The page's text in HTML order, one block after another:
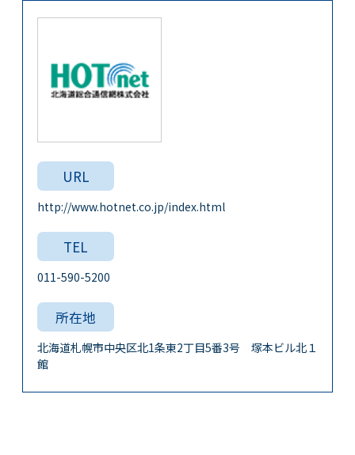
URL
http://www.hotnet.co.jp/index.html
TEL
011-590-5200
所在地
北海道札幌市中央区北1条東2丁目5番3号 塚本ビル北１
館